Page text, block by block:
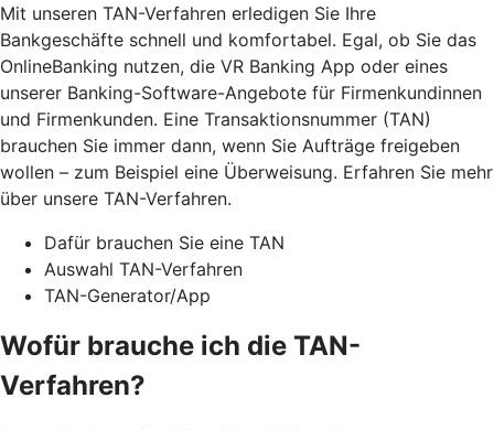
Mit unseren TAN-Verfahren erledigen Sie Ihre
Bankgeschäfte schnell und komfortabel. Egal, ob Sie das
OnlineBanking nutzen, die VR Banking App oder eines
unserer Banking-Software-Angebote für Firmenkundinnen
und Firmenkunden. Eine Transaktionsnummer (TAN)
brauchen Sie immer dann, wenn Sie Aufträge freigeben
wollen – zum Beispiel eine Überweisung. Erfahren Sie mehr
über unsere TAN-Verfahren.
Dafür brauchen Sie eine TAN
Auswahl TAN-Verfahren
TAN-Generator/App
Wofür brauche ich die TAN-
Verfahren?